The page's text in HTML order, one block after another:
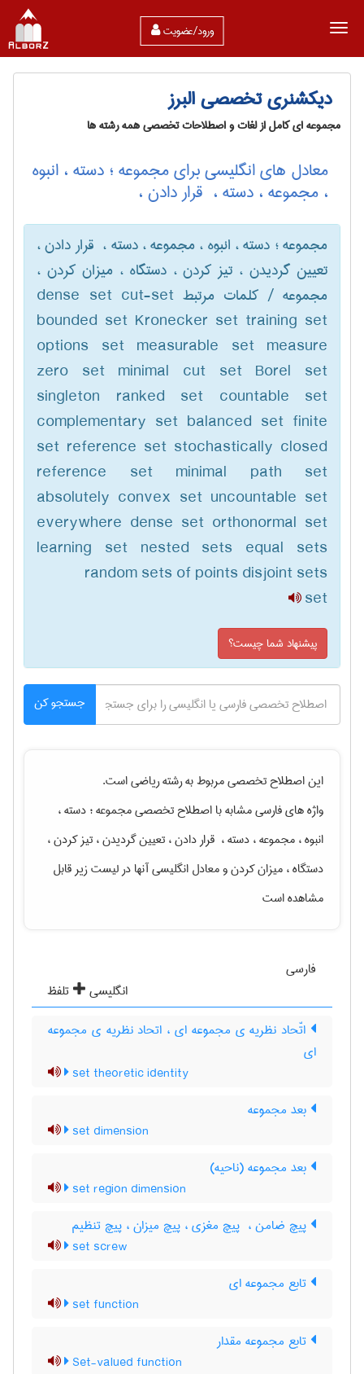
ورود/عضویت
دیکشنری تخصصی البرز
مجموعه ای کامل از لغات و اصطلاحات تخصصی همه رشته ها
معادل های انگلیسی برای مجموعه ؛ دسته ، انبوه
، مجموعه ، دسته ، ‌ قرار دادن ،
مجموعه ؛ دسته ، انبوه ، مجموعه ، دسته ، ‌ قرار دادن ،
تعیین گردیدن ، تیز کردن ، دستگاه ، میزان کردن ،
مجموعه / کلمات مرتبط dense set cut-set
bounded set Kronecker set training set
options set measurable set measure
zero set minimal cut set Borel set
singleton ranked set countable set
complementary set balanced set finite
set reference set stochastically closed
reference set minimal path set
absolutely convex set uncountable set
everywhere dense set orthonormal set
learning set nested sets equal sets
random sets of points disjoint sets
set
پیشنهاد شما چیست؟
جستجو کن
این اصطلاح تخصصی مربوط به رشتهرياضیاست.
واژه های فارسی مشابه با اصطلاح تخصصیمجموعه ؛ دسته ،
انبوه ، مجموعه ، دسته ، ‌ قرار دادن ، تعیین گردیدن ، تیز کردن ،
دستگاه ، میزان کردنو معادل انگلیسی آنها در لیست زیر قابل
مشاهده است
فارسی
انگلیسی
تلفظ
اتّحاد نظریه ی مجموعه ای ، اتحاد نظریه ی مجموعه
ای
set theoretic identity
بعد مجموعه
set dimension
بعد مجموعه (ناحیه)
set region dimension
پیچ ضامن ، ‌ پیچ مغزی ، پیچ میزان ، پیچ تنظیم
set screw
تابع مجموعه ای
set function
تابع مجموعه مقدار
Set-valued function